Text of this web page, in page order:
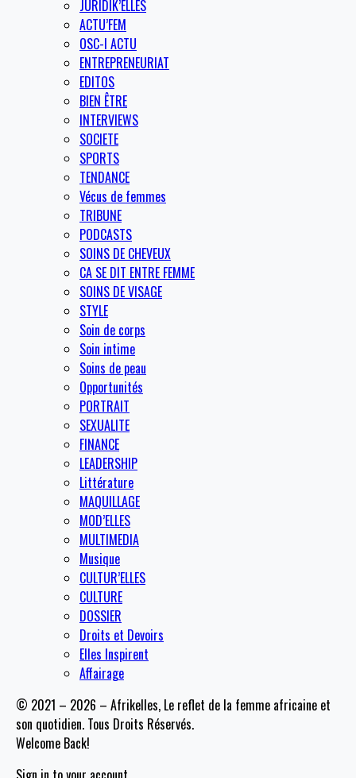
JURIDIK’ELLES
ACTU’FEM
OSC-I ACTU
ENTREPRENEURIAT
EDITOS
BIEN ÊTRE
INTERVIEWS
SOCIETE
SPORTS
TENDANCE
Vécus de femmes
TRIBUNE
PODCASTS
SOINS DE CHEVEUX
CA SE DIT ENTRE FEMME
SOINS DE VISAGE
STYLE
Soin de corps
Soin intime
Soins de peau
Opportunités
PORTRAIT
SEXUALITE
FINANCE
LEADERSHIP
Littérature
MAQUILLAGE
MOD’ELLES
MULTIMEDIA
Musique
CULTUR’ELLES
CULTURE
DOSSIER
Droits et Devoirs
Elles Inspirent
Affairage
© 2021 – 2026 – Afrikelles, Le reflet de la femme africaine et
son quotidien. Tous Droits Réservés.
Welcome Back!